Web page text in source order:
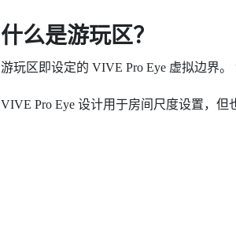
什么是游玩区？
游玩区 即设定的 VIVE Pro Eye虚拟边界。
VIVE Pro Eye设计用于房间尺度设置，但